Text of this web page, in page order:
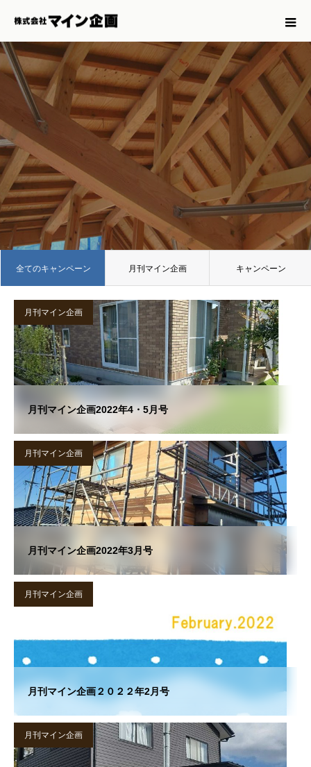
全てのキャンペーン 月刊マイン企画 キャンペーン
月刊マイン企画
月刊マイン企画2022年4・5月号
月刊マイン企画
月刊マイン企画2022年3月号
月刊マイン企画
月刊マイン企画２０２２年2月号
月刊マイン企画